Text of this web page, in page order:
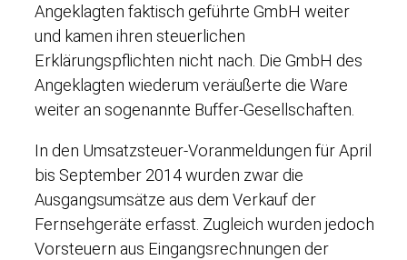
Angeklagten faktisch geführte GmbH weiter
und kamen ihren steuerlichen
Erklärungspflichten nicht nach. Die GmbH des
Angeklagten wiederum veräußerte die Ware
weiter an sogenannte Buffer-Gesellschaften.
In den Umsatzsteuer-Voranmeldungen für April
bis September 2014 wurden zwar die
Ausgangsumsätze aus dem Verkauf der
Fernsehgeräte erfasst. Zugleich wurden jedoch
Vorsteuern aus Eingangsrechnungen der